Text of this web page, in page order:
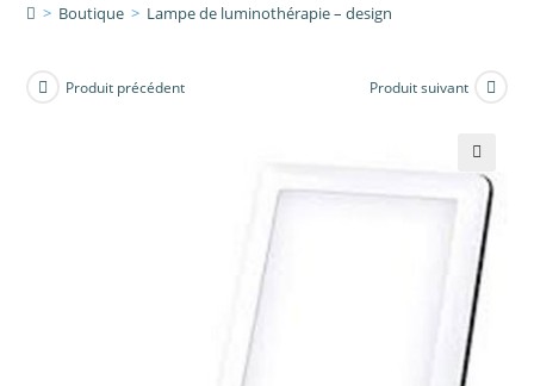
> Boutique > Lampe de luminothérapie – design
Produit précédent Produit suivant
🔍